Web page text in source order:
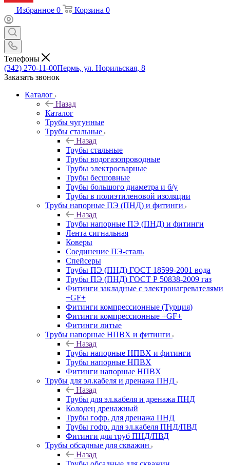
Избранное 0 Корзина 0
Телефоны
(342) 270-11-00Пермь, ул. Норильская, 8
Заказать звонок
Каталог
Назад
Каталог
Трубы чугунные
Трубы стальные
Назад
Трубы стальные
Трубы водогазопроводные
Трубы электросварные
Трубы бесшовные
Трубы большого диаметра и б/у
Трубы в полиэтиленовой изоляции
Трубы напорные ПЭ (ПНД) и фитинги
Назад
Трубы напорные ПЭ (ПНД) и фитинги
Лента сигнальная
Коверы
Соединение ПЭ-сталь
Спейсеры
Трубы ПЭ (ПНД) ГОСТ 18599-2001 вода
Трубы ПЭ (ПНД) ГОСТ Р 50838-2009 газ
Фитинги закладные с электронагревателями
+GF+
Фитинги компрессионные (Турция)
Фитинги компрессионные +GF+
Фитинги литые
Трубы напорные НПВХ и фитинги
Назад
Трубы напорные НПВХ и фитинги
Трубы напорные НПВХ
Фитинги напорные НПВХ
Трубы для эл.кабеля и дренажа ПНД
Назад
Трубы для эл.кабеля и дренажа ПНД
Колодец дренажный
Трубы гофр. для дренажа ПНД
Трубы гофр. для эл.кабеля ПНД/ПВД
Фитинги для труб ПНД/ПВД
Трубы обсадные для скважин
Назад